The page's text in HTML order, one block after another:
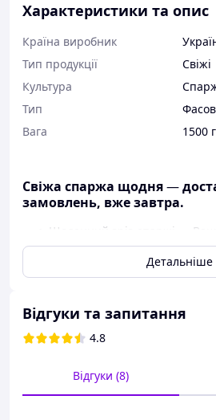
Характеристики та опис
Країна виробник
Тип продукції
Свіжі
Культура
Тип
Вага
1500 г
Свіжа спаржа щодня—
замовлень, вже завтра.
Щоденний зріз спаржі —
прибуде на наступний день;
Тільки свіжа спаржа —
щоранку на нашому полі.
🚚Найшвидша доставка по
Доставляємо Новою поштою у
Замовлення сьогодні —
🛒 Як замовити?
Детальніше
Відгуки та запитання
4.8
Відгуки (8)